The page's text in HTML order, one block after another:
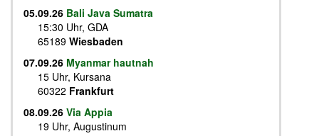
05.09.26 Bali Java Sumatra
15:30 Uhr, GDA
65189 Wiesbaden
07.09.26 Myanmar hautnah
15 Uhr, Kursana
60322 Frankfurt
08.09.26 Via Appia
19 Uhr, Augustinum